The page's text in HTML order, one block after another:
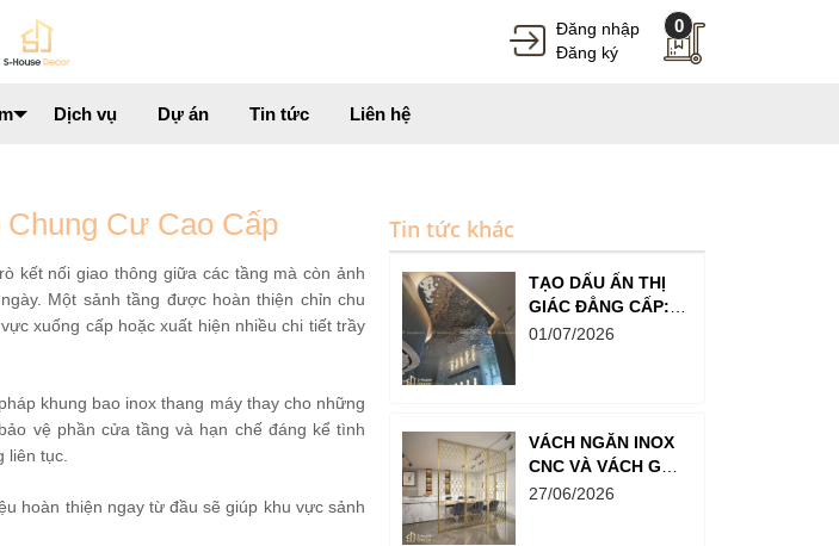
Đăng nhập
Đăng ký
0
Dịch vụ Dự án Tin tức Liên hệ
Cư Cao Cấp
kết nối giao thông giữa các tầng mà còn ảnh
Một sảnh tầng được hoàn thiện chỉn chu
xuống cấp hoặc xuất hiện nhiều chi tiết trầy
khung bao inox thang máy thay cho những
vệ phần cửa tầng và hạn chế đáng kể tình
liên tục.
hoàn thiện ngay từ đầu sẽ giúp khu vực sảnh
Tin tức khác
TẠO DẤU ẤN THỊ
GIÁC ĐẲNG CẤP:
TẤM INOX SÓNG
01/07/2026
VÁCH NGĂN INOX
CNC VÀ VÁCH GỖ,
LỰA CHỌN NÀO
27/06/2026